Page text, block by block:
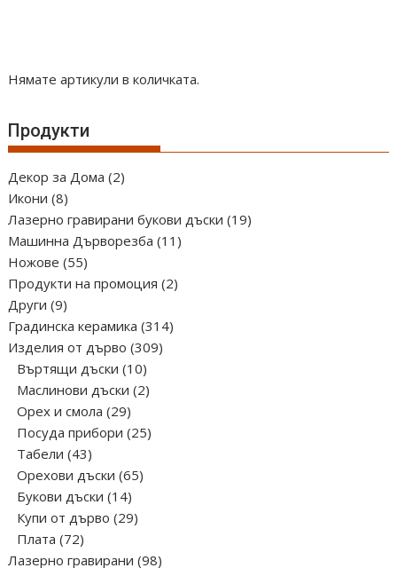
Нямате артикули в количката.
Продукти
Декор за Дома 22
Икони 88
продукта
Лазерно гравирани букови дъски 1919
Машинна Дърворезба 11 11
Ножове 5555
продукта
Продукти на промоция 22
Други 99
продукта
Градинска керамика 314314
Изделия от дърво 309309
Въртящи дъски 1010
продукта
Маслинови дъски 22
Орех и смола 2929
продукта
Посуда прибори 2525
Табели 4343
продукта
Орехови дъски 6565
Букови дъски 1414
продукта
Купи от дърво 2929
Плата 7272
продукта
Лазерно гравирани 9898